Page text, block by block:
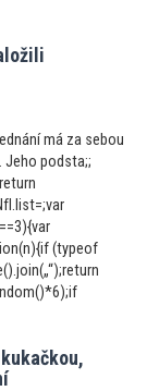
má za sebou
Jeho podsta;;
(typeof